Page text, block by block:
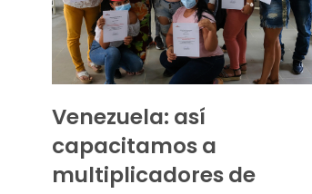
Venezuela: así
capacitamos a
multiplicadores de